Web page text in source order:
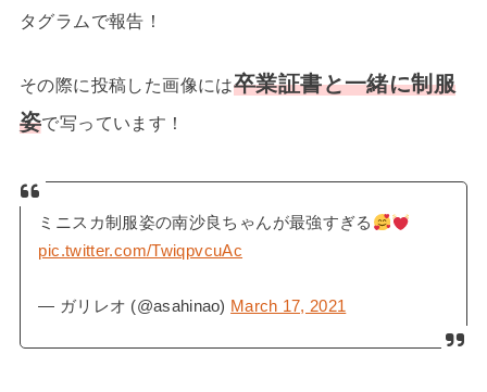
タグラムで報告！
その際に投稿した画像には卒業証書と一緒に制服
姿で写っています！
ミニスカ制服姿の南沙良ちゃんが最強すぎる
pic.twitter.com/TwiqpvcuAc
— ガリレオ (@asahinao) March 17, 2021